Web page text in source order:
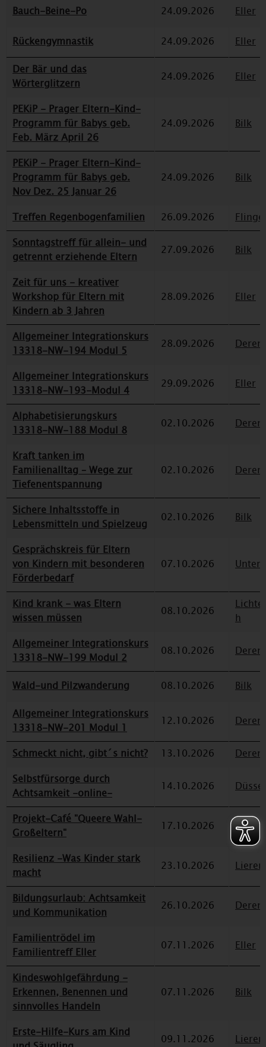
Bauch-Beine-Po 24.09.2026 Eller
Rückengymnastik 24.09.2026
Eller
Der Bär und das
Wörterglitzern
24.09.2026 Eller
PEKiP - Prager Eltern-Kind-
Programm für Babys geb.
Feb. März April 26
24.09.2026 Bilk
PEKiP - Prager Eltern-Kind-
Programm für Babys geb.
Nov Dez. 25 Januar 26
24.09.2026 Bilk
Treffen Regenbogenfamilien 26.09.2026
Sonntagstreff für allein- und
getrennt erziehende Eltern
27.09.2026 Bilk
Zeit für uns - kreativer
Workshop für Eltern mit
Kindern ab 3 Jahren
28.09.2026 Eller
Allgemeiner Integrationskurs
13318-NW-194 Modul 5
28.09.2026
Allgemeiner Integrationskurs
13318-NW-193-Modul 4
29.09.2026 Eller
Alphabetisierungskurs
13318-NW-188 Modul 8
02.10.2026
Kraft tanken im
Familienalltag – Wege zur
Tiefenentspannung
02.10.2026
Sichere Inhaltsstoffe in
Lebensmitteln und Spielzeug
02.10.2026 Bilk
Gesprächskreis für Eltern
von Kindern mit besonderen
Förderbedarf
07.10.2026
Kind krank - was Eltern
wissen müssen
08.10.2026
h
Allgemeiner Integrationskurs
13318-NW-199 Modul 2
08.10.2026
Wald-und Pilzwanderung 08.10.2026
Bilk
Allgemeiner Integrationskurs
13318-NW-201 Modul 1
12.10.2026
Schmeckt nicht, gibt´s nicht? 13.10.2026
Selbstfürsorge durch
Achtsamkeit -online-
14.10.2026
Projekt-Café "Queere Wahl-
Großeltern"
17.10.2026 Eller
Resilienz -Was Kinder stark
macht
23.10.2026
Bildungsurlaub: Achtsamkeit
und Kommunikation
26.10.2026
Familientrödel im
Familientreff Eller
07.11.2026 Eller
Kindeswohlgefährdung -
Erkennen, Benennen und
sinnvolles Handeln
07.11.2026 Bilk
Erste-Hilfe-Kurs am Kind
09.11.2026